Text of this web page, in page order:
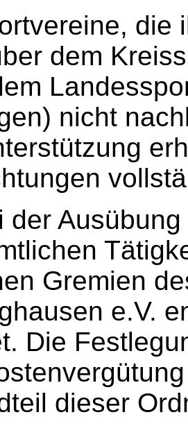
die
dem
nicht
der
Gremien
e.V.
Die
dieser